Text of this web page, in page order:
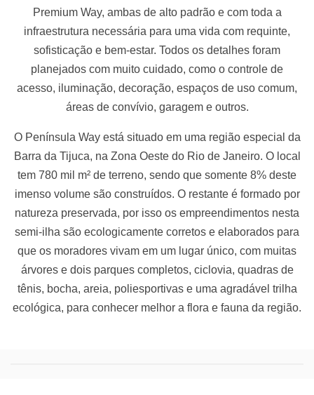
Premium Way, ambas de alto padrão e com toda a
infraestrutura necessária para uma vida com requinte,
sofisticação e bem-estar. Todos os detalhes foram
planejados com muito cuidado, como o controle de
acesso, iluminação, decoração, espaços de uso comum,
áreas de convívio, garagem e outros.
O Península Way está situado em uma região especial da
Barra da Tijuca, na Zona Oeste do Rio de Janeiro. O local
tem 780 mil m² de terreno, sendo que somente 8% deste
imenso volume são construídos. O restante é formado por
natureza preservada, por isso os empreendimentos nesta
semi-ilha são ecologicamente corretos e elaborados para
que os moradores vivam em um lugar único, com muitas
árvores e dois parques completos, ciclovia, quadras de
tênis, bocha, areia, poliesportivas e uma agradável trilha
ecológica, para conhecer melhor a flora e fauna da região.